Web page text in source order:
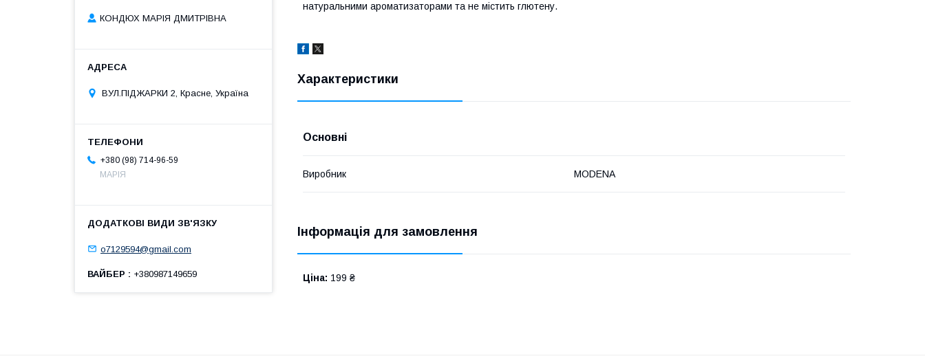
натуральними ароматизаторами та не містить глютену.
Характеристики
Основні
Виробник MODENA
Інформація для замовлення
Ціна: 199 ₴
КОНДЮХ МАРІЯ ДМИТРІВНА
ВУЛ.ПІДЖАРКИ 2, Красне, Україна
+380 (98) 714-96-59
МАРІЯ
o7129594@gmail.com
ВАЙБЕР +380987149659